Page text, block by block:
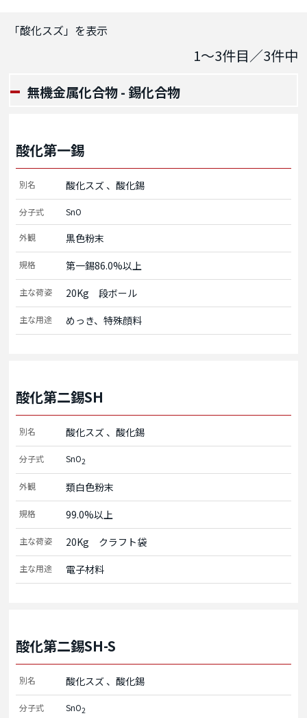
「酸化スズ」を表示
1～3件目／3件中
無機金属化合物 - 錫化合物
酸化第一錫
別名 酸化スズ 酸化錫
分子式 SnO
外観 黒色粉末
規格 第一錫86.0%以上
主な荷姿 20Kg　段ボール
主な用途 めっき、特殊顔料
酸化第二錫SH
別名 酸化スズ 酸化錫
分子式 SnO2
外観 類白色粉末
規格 99.0%以上
主な荷姿 20Kg　クラフト袋
主な用途 電子材料
酸化第二錫SH-S
別名 酸化スズ 酸化錫
分子式 SnO2